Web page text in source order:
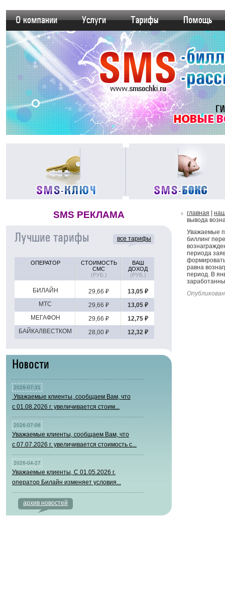
SMS РЕКЛАМА
все тарифы
Лучшие тарифы
ОПЕРАТОР
СТОИМОСТЬ
СМС
(РУБ.)
ВАШ
ДОХОД
(РУБ.)
БИЛАЙН 29,66 ₽
13,05 ₽
МТС
29,66 ₽
13,05 ₽
МЕГАФОН
29,66 ₽
12,75 ₽
БАЙКАЛВЕСТКОМ
28,00 ₽ 12,32 ₽
Новости
2026-07-31
Уважаемые клиенты, сообщаем Вам, что
с 01.08.2026 г. увеличивается стоим...
2026-07-06
Уважаемые клиенты, сообщаем Вам, что
с 07.07.2026 г. увеличивается стоимость с...
2026-04-27
Уважаемые клиенты, С 01.05.2026 г.
оператор Билайн изменяет условия...
архив новостей
главная
вывода
Уважаемые
биллинг
периода
равна
период. В